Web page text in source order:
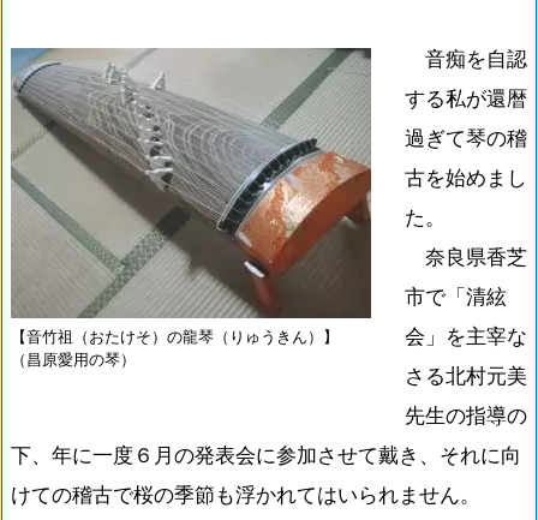
【音竹祖（おたけそ）の龍琴（りゅうきん）】
（昌原愛用の琴）
音痴を自認
する私が還暦
過ぎて琴の稽
古を始めまし
た。
奈良県香芝
市で「清絃
会」を主宰な
さる北村元美
先生の指導の
下、年に一度６月の発表会に参加させて戴き、それに向
けての稽古で桜の季節も浮かれてはいられません。